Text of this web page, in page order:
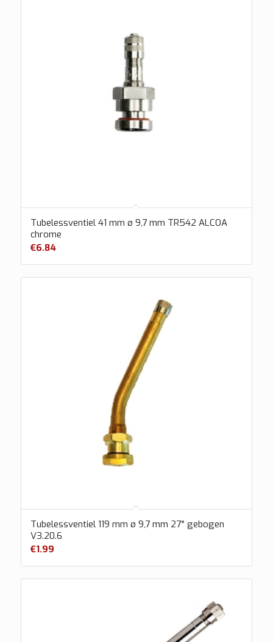
Tubelessventiel 41 mm ø 9,7 mm TR542 ALCOA
chrome
€6.84
Tubelessventiel 119 mm ø 9,7 mm 27° gebogen
V3.20.6
€1.99